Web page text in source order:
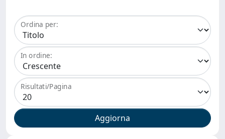
Ordina per:
In ordine:
Risultati/Pagina